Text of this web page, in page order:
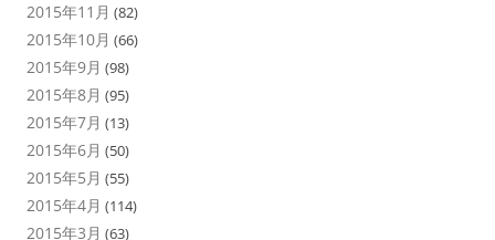
2015年11月 (82)
2015年10月 (66)
2015年9月 (98)
2015年8月 (95)
2015年7月 (13)
2015年6月 (50)
2015年5月 (55)
2015年4月 (114)
2015年3月 (63)